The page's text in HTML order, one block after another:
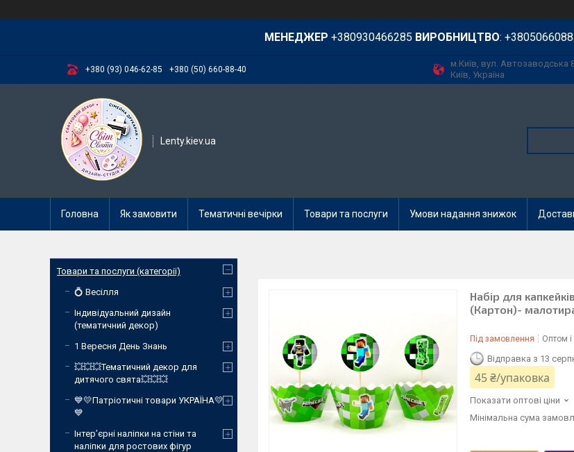
МЕНЕДЖЕР +380930466285 ВИРОБНИЦТВО:
+380 (93) 046-62-85 +380 (50) 660-88-40
м.Київ, вул. Автозаводська
Київ, Україна
Lenty.kiev.ua
Головна Як замовити Тематичні вечірки Товари та послуги Умови надання знижок
Набір для
(Картон)-
Під замовлення Оптом і
Відправка з 13
45 ₴/упаковка
Показати оптові ціни
Мінімальна сума
Товари та послуги (категорії)
💍 Весілля
Індивідуальний дизайн
(тематичний декор)
1 Вересня День Знань
💥💥💥Тематичний декор для
дитячого свята💥💥💥
💙💛Патріотичні товари УКРАЇНА💛
💙
Інтер’єрні наліпки на стіни та
наліпки для ростових фігур